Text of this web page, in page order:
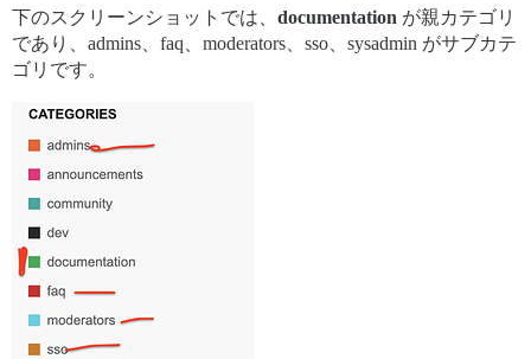
下のスクリーンショットでは、 documentation が親カテゴリ
であり、admins、faq、moderators、sso、sysadmin がサブカテ
ゴリです。